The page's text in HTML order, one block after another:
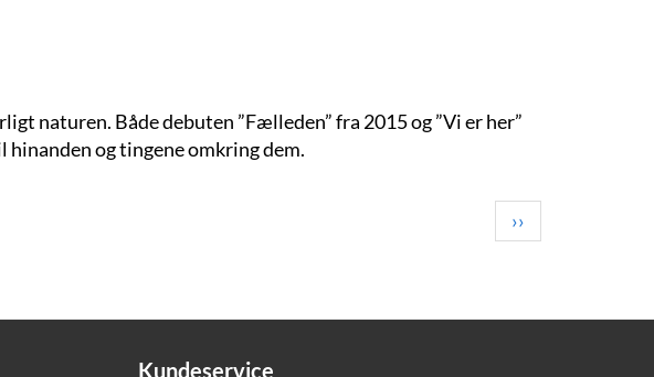
naturen. Både debuten ”Fælleden” fra 2015 og ”Vi er her”
og tingene omkring dem.
Next
page
››
Kundeservice